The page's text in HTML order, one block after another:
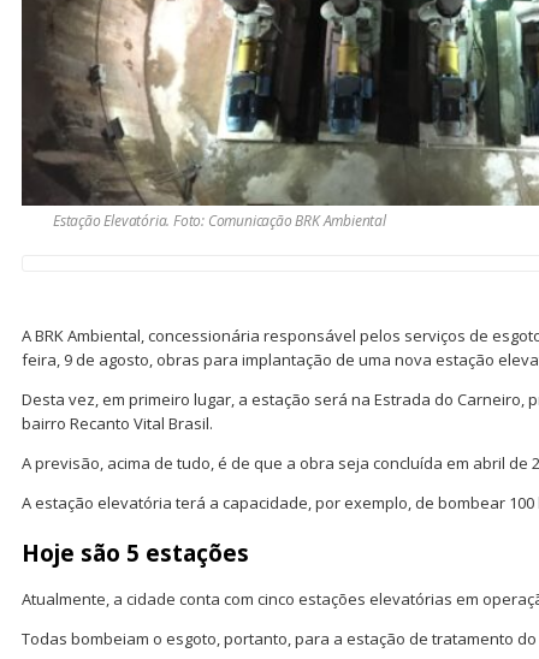
Estação Elevatória. Foto: Comunicação BRK Ambiental
A BRK Ambiental, concessionária responsável pelos serviços de
feira, 9 de agosto, obras para implantação de uma nova estação
Desta vez, em primeiro lugar, a estação será na Estrada do Carneiro,
bairro Recanto Vital Brasil.
A previsão, acima de tudo, é de que a obra seja concluída em abril de
A estação elevatória terá a capacidade, por exemplo, de bombear
Hoje são 5 estações
Atualmente, a cidade conta com cinco estações elevatórias em
Todas bombeiam o esgoto, portanto, para a estação de tratamento